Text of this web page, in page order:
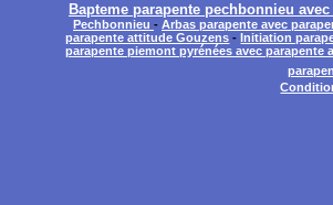
Bapteme parapente pechbonnieu
Pechbonnieu - Arbas parapente avec
parapente attitude Gouzens - Initiation
parapente piemont pyrénées avec parapente